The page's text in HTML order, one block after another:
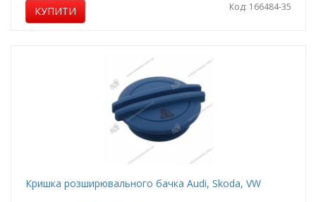
КУПИТИ Код: 166484-35
Кришка розширювального бачка Audi, Skoda, VW